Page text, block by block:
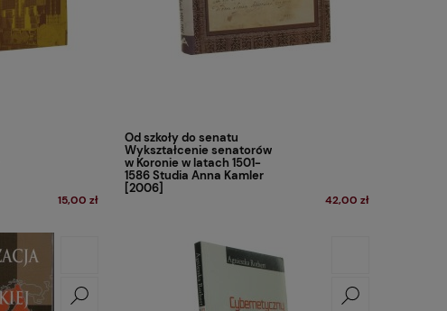
15,00 zł
Od szkoły do senatu
Wykształcenie senatorów
w Koronie w latach 1501-
1586 Studia Anna Kamler
[2006]
42,00 zł